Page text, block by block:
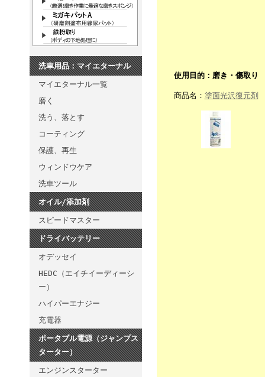
洗車用品：マイエターナル
マイエターナル一覧
磨く
洗う、落とす
コーティング
保護、再生
ウィンドウケア
洗車ツール
オイル/添加剤
スピードマスター
ドライバッテリー
オデッセイ
HEDC（エイチイーディーシ
ー）
ハイパーエナジー
充電器
ポータブル電源（ジャンプス
ターター）
エンジンスターター
使用目的：磨き・傷取り
商品名： 塗面光沢復元剤